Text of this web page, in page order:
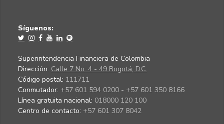
Síguenos:
Superintendencia Financiera de Colombia
Dirección: Calle 7 No. 4 - 49 Bogotá, D.C.
Código postal: 111711
Conmutador: +57 601 594 0200 - +57 601 350 8166
Línea gratuita nacional: 018000 120 100
Centro de contacto: +57 601 307 8042